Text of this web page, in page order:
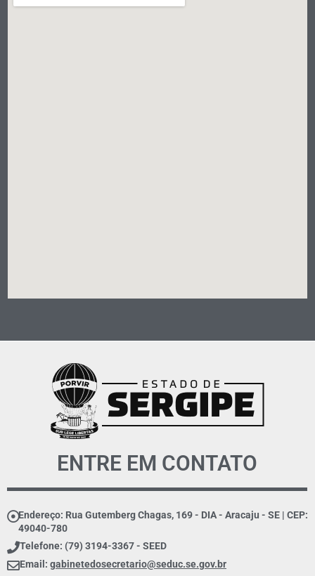
ENTRE EM CONTATO
Endereço: Rua Gutemberg Chagas, 169 - DIA - Aracaju - SE | CEP:
49040-780
Telefone: (79) 3194-3367 - SEED
Email: gabinetedosecretario@seduc.se.gov.br